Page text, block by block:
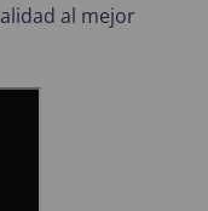
al mejor